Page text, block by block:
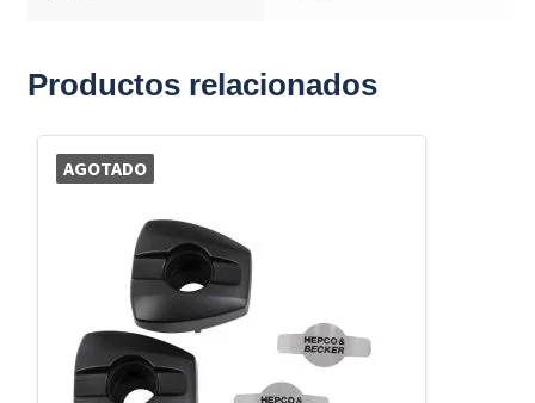
Productos relacionados
AGOTADO